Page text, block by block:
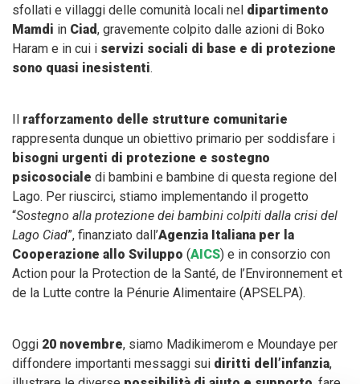
sfollati e villaggi delle comunità locali nel dipartimento
Mamdi in Ciad, gravemente colpito dalle azioni di Boko
Haram e in cui i servizi sociali di base e di protezione
sono quasi inesistenti.
rafforzamento delle strutture comunitarie
rappresenta dunque un obiettivo primario per soddisfare i
bisogni urgenti di protezione e sostegno
psicosociale di bambini e bambine di questa regione del
Lago. Per riuscirci, stiamo implementando il progetto
“Sostegno alla protezione dei bambini colpiti dalla crisi del
Lago Ciad”, finanziato dall’Agenzia Italiana per la
Cooperazione allo Sviluppo (AICS) e in consorzio con
Action pour la Protection de la Santé, de l’Environnement et
de la Lutte contre la Pénurie Alimentaire (APSELPA).
Oggi 20 novembre, siamo Madikimerom e Moundaye per
diffondere importanti messaggi sui diritti dell’infanzia,